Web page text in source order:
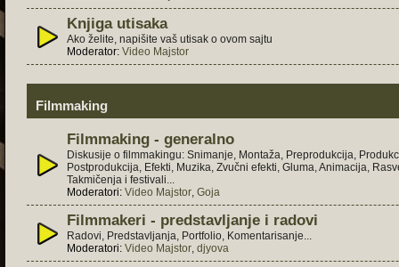
Knjiga utisaka
Ako želite, napišite vaš utisak o ovom sajtu
Moderator: Video Majstor
Filmmaking
Filmmaking - generalno
Diskusije o filmmakingu: Snimanje, Montaža, Preprodukcija,
Postprodukcija, Efekti, Muzika, Zvučni efekti, Gluma, Animacija,
Takmičenja i festivali...
Moderatori: Video Majstor, Goja
Filmmakeri - predstavljanje i radovi
Radovi, Predstavljanja, Portfolio, Komentarisanje...
Moderatori: Video Majstor, djyova